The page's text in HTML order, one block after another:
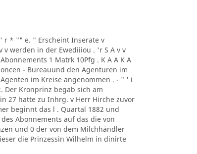
r * "" e. " Erscheint Inserate v
v werden in der Ewediiiou . 'r S A v v
1 Matrk 10Pfg . K A A K A
- Bureauund den Agenturen im
im Kreise angenommen . - " ' i
Der Kronprinz begab sich am
27 hatte zu Inhrg. v Herr Hirche zuvor
beginnt das l . Quartal 1882 und
Abonnements auf das die von
und 0 der von dem Milchhändler
die Prinzessin Wilhelm in dinirte